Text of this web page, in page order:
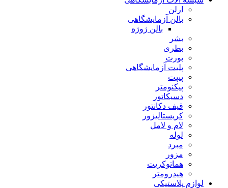
ارلن
بالن آزمایشگاهی
بالن ژوژه
بشر
بطری
بورت
پلیت آزمایشگاهی
پیپت
پیکنومتر
دسیکاتور
قیف دکانتور
کریستالیزور
لام و لامل
لوله
مبرد
مزور
هماتوکریت
هیدرومتر
لوازم پلاستیکی